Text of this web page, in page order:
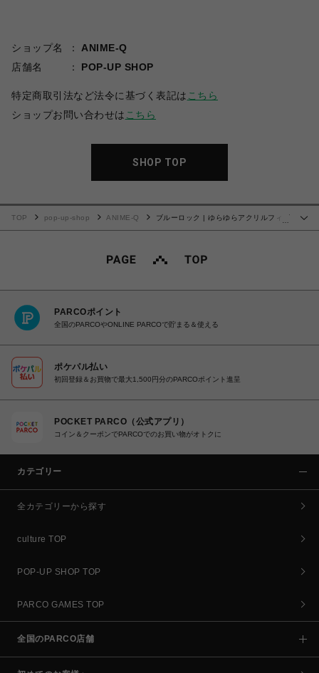
ショップ名
ANIME-Q
店舗名
POP-UP SHOP
特定商取引法など法令に基づく表記は こちら
ショップお問い合わせは こちら
SHOP TOP
TOP pop-up-shop ANIME-Q
ブルーロック | ゆらゆらアクリルフィギ
PARCOポイント
全国のPARCOやONLINE PARCOで貯まる＆使える
ポケパル払い
初回登録＆お買物で最大1,500円分のPARCOポイント進呈
POCKET PARCO（公式アプリ）
コイン＆クーポンでPARCOでのお買い物がオトクに
カテゴリー
全カテゴリーから探す
culture TOP
POP-UP SHOP TOP
PARCO GAMES TOP
全国のPARCO店舗